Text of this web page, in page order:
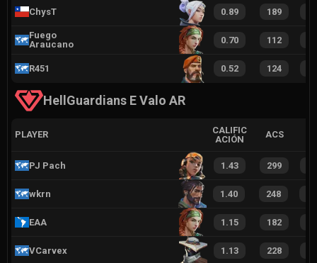
ChysT 0.89 189
Fuego
Araucano
0.70 112
R451 0.52 124
HellGuardians E Valo AR
PLAYER
CALIFIC
ACIÓN
ACS
PJ Pach 1.43 299
wkrn 1.40 248
EAA 1.15 182
VCarvex 1.13 228